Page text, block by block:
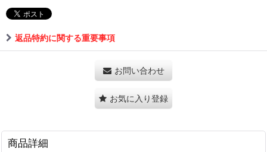
返品特約に関する重要事項
お問い合わせ
お気に入り登録
商品詳細